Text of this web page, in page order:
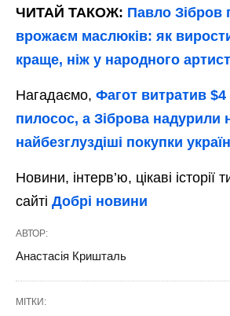
ЧИТАЙ ТАКОЖ: Павло Зібров
врожаєм маслюків: як
краще, ніж у народного
Нагадаємо, Фагот витратив $4
пилосос, а Зіброва надурили
найбезглуздіші покупки
Новини, інтерв’ю, цікаві
сайті Добрі новини
АВТОР:
Анастасія Кришталь
МІТКИ: